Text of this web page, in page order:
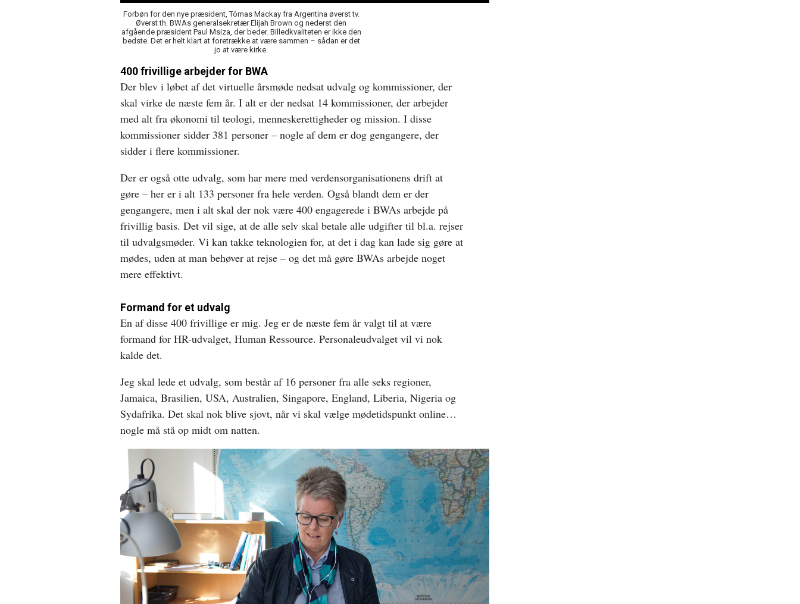
Forbøn for den nye præsident, Tómas Mackay fra Argentina øverst tv.
Øverst th. BWAs generalsekretær Elijah Brown og nederst den
afgående præsident Paul Msiza, der beder. Billedkvaliteten er ikke den
bedste. Det er helt klart at foretrække at være sammen – sådan er det
jo at være kirke.
400 frivillige arbejder for BWA
Der blev i løbet af det virtuelle årsmøde nedsat udvalg og kommissioner, der
skal virke de næste fem år. I alt er der nedsat 14 kommissioner, der arbejder
med alt fra økonomi til teologi, menneskerettigheder og mission. I disse
kommissioner sidder 381 personer – nogle af dem er dog gengangere, der
sidder i flere kommissioner.
Der er også otte udvalg, som har mere med verdensorganisationens drift at
gøre – her er i alt 133 personer fra hele verden. Også blandt dem er der
gengangere, men i alt skal der nok være 400 engagerede i BWAs arbejde på
frivillig basis. Det vil sige, at de alle selv skal betale alle udgifter til bl.a. rejser
til udvalgsmøder. Vi kan takke teknologien for, at det i dag kan lade sig gøre at
mødes, uden at man behøver at rejse – og det må gøre BWAs arbejde noget
mere effektivt.
Formand for et udvalg
En af disse 400 frivillige er mig. Jeg er de næste fem år valgt til at være
formand for HR-udvalget, Human Ressource. Personaleudvalget vil vi nok
kalde det.
Jeg skal lede et udvalg, som består af 16 personer fra alle seks regioner,
Jamaica, Brasilien, USA, Australien, Singapore, England, Liberia, Nigeria og
Sydafrika. Det skal nok blive sjovt, når vi skal vælge mødetidspunkt online…
nogle må stå op midt om natten.